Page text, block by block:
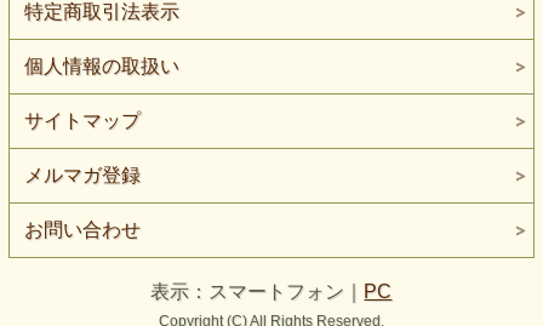
特定商取引法表示
個人情報の取扱い
サイトマップ
メルマガ登録
お問い合わせ
表示：スマートフォン｜ PC
Copyright (C) All Rights Reserved.